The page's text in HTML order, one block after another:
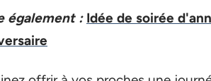
également : Idée de soirée